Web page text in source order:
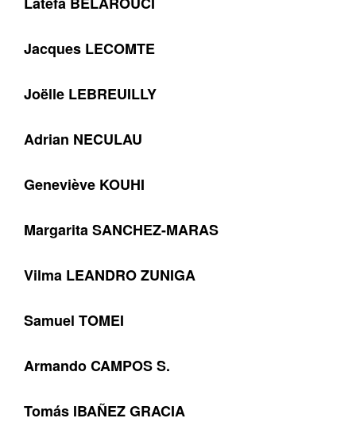
Jacques LECOMTE
Joëlle LEBREUILLY
Adrian NECULAU
Geneviève KOUHI
Margarita SANCHEZ-MARAS
Vilma LEANDRO ZUNIGA
Samuel TOMEI
Armando CAMPOS S.
Tomás IBAÑEZ GRACIA